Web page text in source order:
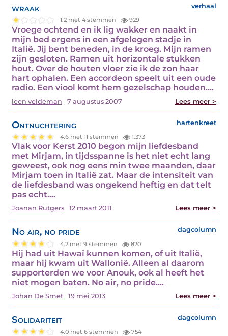
wraak verhaal
1.2 met 4 stemmen 929
Vroege ochtend en ik lig wakker en naakt in
mijn bed ergens in een afgelegen stadje in
Italië. Jij bent beneden, in de kroeg. Mijn ramen
zijn gesloten. Ramen uit horizontale stukken
hout. Over de houten vloer zie ik de zon haar
hart ophalen. Een accordeon speelt uit een oude
radio. Een viool komt hem gezelschap houden.…
leen veldeman 7 augustus 2007 Lees meer >
Ontnuchtering hartenkreet
4.6 met 11 stemmen 1.373
Vlak voor Kerst 2010 begon mijn liefdesband
met Mirjam, in tijdsspanne is het niet echt lang
geweest, ook nog eens min twee maanden, daar
Mirjam toen in Italië zat. Maar de intensiteit van
de liefdesband was ongekend heftig en dat telt
pas echt.…
Joanan Rutgers 12 maart 2011 Lees meer >
No air, no pride dagcolumn
4.2 met 9 stemmen 820
Hij had uit Hawaï kunnen komen, of uit Italië,
maar hij kwam uit Wallonië. Alleen al daarom
supporterden we voor Anouk, ook al heeft het
niet mogen baten. No air, no pride.…
Johan De Smet 19 mei 2013 Lees meer >
Solidariteit dagcolumn
4.0 met 6 stemmen 754